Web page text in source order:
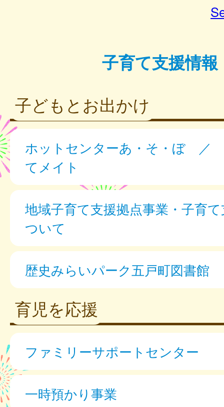
子育て支援情報
子どもとお出かけ
ホットセンターあ・そ・ぼ ／
てメイト
地域子育て支援拠点事業・子育
ついて
歴史みらいパーク五戸町図書館
育児を応援
ファミリーサポートセンター
一時預かり事業